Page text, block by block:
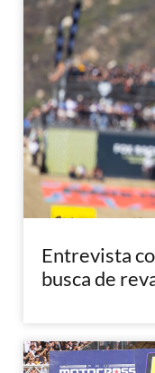
Entrevista
busca de